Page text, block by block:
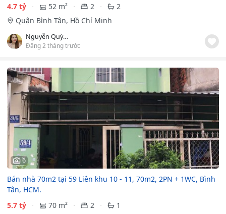
4.7 tỷ
52 m² 2
2
Quận Bình Tân, Hồ Chí Minh
Nguyễn Quỳnh Đào
Đăng 2 tháng trước
6
Bán nhà 70m2 tại 59 Liên khu 10 - 11, 70m2, 2PN + 1WC, Bình
Tân, HCM.
5.7 tỷ
70 m² 2
1